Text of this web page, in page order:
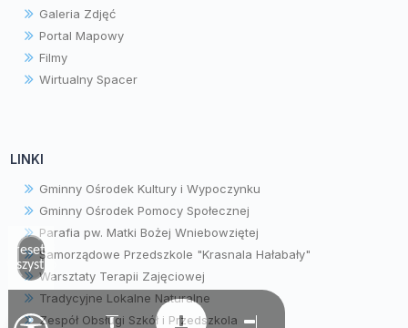
Galeria Zdjęć
Portal Mapowy
Filmy
Wirtualny Spacer
LINKI
Gminny Ośrodek Kultury i Wypoczynku
Gminny Ośrodek Pomocy Społecznej
Parafia pw. Matki Bożej Wniebowziętej
Samorządowe Przedszkole "Krasnala Hałabały"
Warsztaty Terapii Zajęciowej
Tradycyjne Lokalne Naturalne
Zespół Obsługi Szkół i Przedszkola
Zresetuj
wszystko